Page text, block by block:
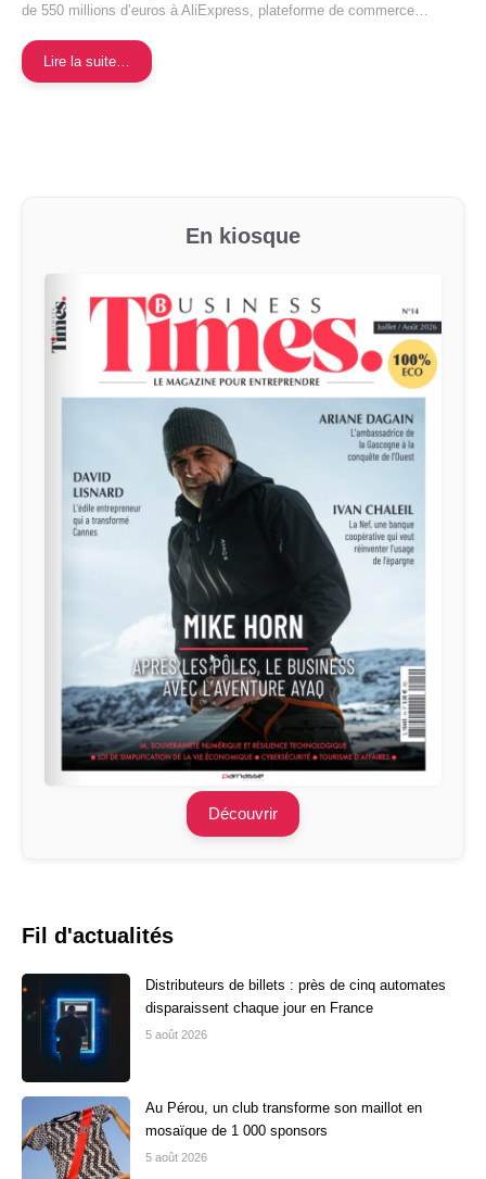
de 550 millions d’euros à AliExpress, plateforme de commerce…
Lire la suite…
En kiosque
Découvrir
Fil d'actualités
Distributeurs de billets : près de cinq automates
disparaissent chaque jour en France
5 août 2026
Au Pérou, un club transforme son maillot en
mosaïque de 1 000 sponsors
5 août 2026